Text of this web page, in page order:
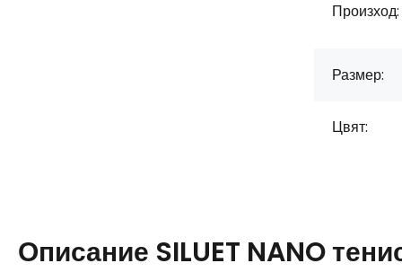
Произход:
Размер:
Цвят:
Описание SILUET NANO